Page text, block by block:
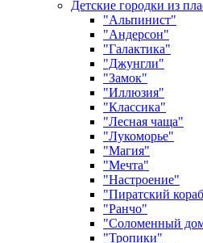
Детские городки из
"Альпинист"
"Андерсон"
"Галактика"
"Джунгли"
"Замок"
"Иллюзия"
"Классика"
"Лесная чаща"
"Лукоморье"
"Магия"
"Мечта"
"Настроение"
"Пиратский
"Ранчо"
"Соломенный
"Тропики"